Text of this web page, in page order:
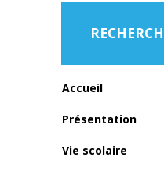
Accueil
Présentation
Vie scolaire